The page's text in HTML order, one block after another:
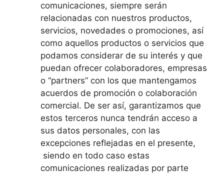
comunicaciones, siempre serán
relacionadas con nuestros productos,
servicios, novedades o promociones, así
como aquellos productos o servicios que
podamos considerar de su interés y que
puedan ofrecer colaboradores, empresas
o “partners” con los que mantengamos
acuerdos de promoción o colaboración
comercial. De ser así, garantizamos que
estos terceros nunca tendrán acceso a
sus datos personales, con las
excepciones reflejadas en el presente,
siendo en todo caso estas
comunicaciones realizadas por parte